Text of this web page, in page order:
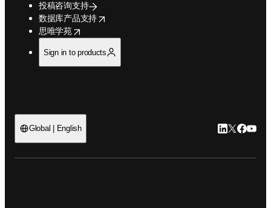
投稿咨询支持
数据库产品支持
opens in new tab/window
思唯学苑
opens in new tab/window
Sign in to products
Global | English LinkedIn 在
Twitter 在